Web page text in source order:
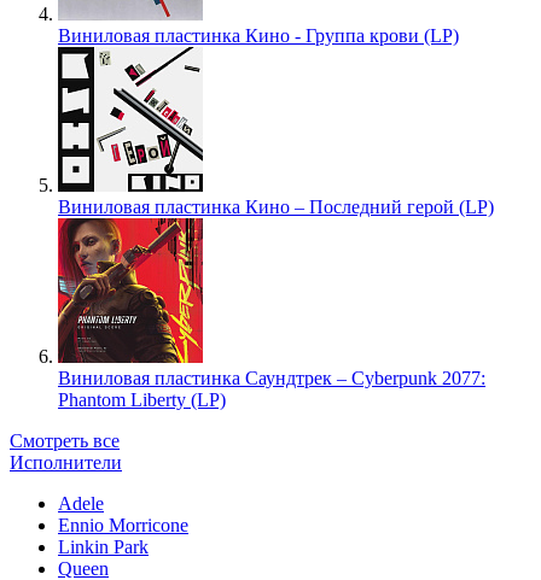
Виниловая пластинка Кино - Группа крови (LP)
Виниловая пластинка Кино – Последний герой (LP)
Виниловая пластинка Саундтрек – Cyberpunk 2077:
Phantom Liberty (LP)
Смотреть все
Исполнители
Adele
Ennio Morricone
Linkin Park
Queen